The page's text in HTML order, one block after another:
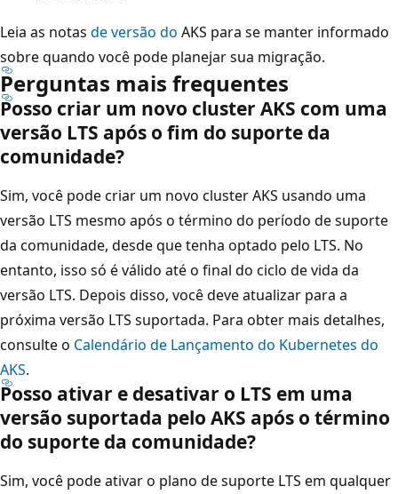
Leia as notas de versão do AKS para se manter informado
sobre quando você pode planejar sua migração.
Perguntas mais frequentes
Posso criar um novo cluster AKS com uma
versão LTS após o fim do suporte da
comunidade?
Sim, você pode criar um novo cluster AKS usando uma
versão LTS mesmo após o término do período de suporte
da comunidade, desde que tenha optado pelo LTS. No
entanto, isso só é válido até o final do ciclo de vida da
versão LTS. Depois disso, você deve atualizar para a
próxima versão LTS suportada. Para obter mais detalhes,
consulte o Calendário de Lançamento do Kubernetes do
AKS.
Posso ativar e desativar o LTS em uma
versão suportada pelo AKS após o término
do suporte da comunidade?
Sim, você pode ativar o plano de suporte LTS em qualquer